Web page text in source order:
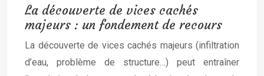
La découverte de vices cachés
majeurs : un fondement de recours
La découverte de vices cachés majeurs (infiltration
d’eau, problème de structure…) peut entraîner